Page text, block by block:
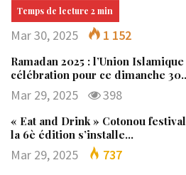
Mar 30, 2025 1 152
Ramadan 2025 : l’Union
célébration pour ce dimanche
Mar 29, 2025 398
« Eat and Drink » Cotonou
la 6è édition s’installe…
Mar 29, 2025 737